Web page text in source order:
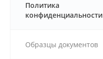
Политика
конфиденциальности
Образцы документов